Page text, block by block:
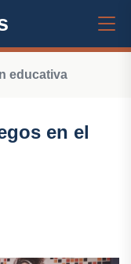
educativa
en el